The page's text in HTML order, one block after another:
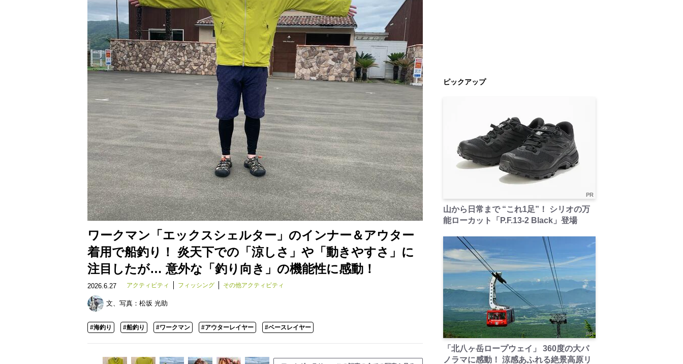
ワークマン「エックスシェルター」のインナー＆アウター
着用で船釣り！ 炎天下での「涼しさ」や「動きやすさ」に
注目したが… 意外な「釣り向き」の機能性に感動！
2026.6.27 アクティビティ フィッシング その他アクティビティ
文、写真： 松坂 光助
#海釣り #船釣り #ワークマン #アウターレイヤー #ベースレイヤー
ピックアップ
PR
山から日常まで “これ1足”！ シリオの万
能ローカット「P.F.13-2 Black」登場
PR
「北八ヶ岳ロープウェイ」 360度の大パ
ノラマに感動！ 涼感あふれる絶景高原リ